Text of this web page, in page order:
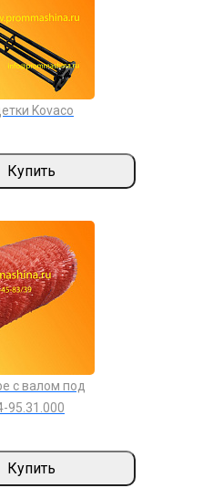
Kovaco
Купить
с валом под
95.31.000
Купить